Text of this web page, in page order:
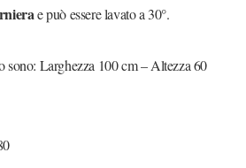
e può essere lavato a 30°.
sono: Larghezza 100 cm – Altezza 60